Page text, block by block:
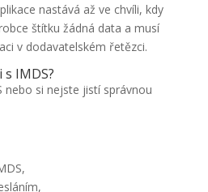
nastává až ve chvíli, kdy
štítku žádná data a musí
v dodavatelském řetězci.
IMDS?
nebo si nejste jistí správnou